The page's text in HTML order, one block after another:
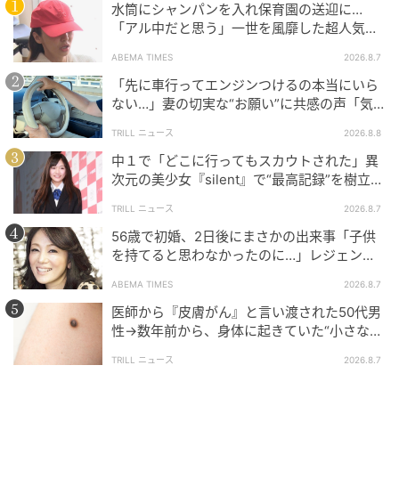
どう？」と提案してきたのです。実家といっても、同じ
市内。産院を変える必要もなかったため、私はその提
案を受け入れることに。
最初のうちは平日だけ実家で過ごすつもりだったので
すが、次第に夫の休日出勤が増えていったこともあ
り、私はそのままほとんど実家で生活するようになっ
ていきました。
「ごめん、出産にも立ち会えそうにない」
「どうしても外せない仕事があるんだ」
そう言って、夫は出産予定日にも出張を入れたので
す。夫に対する不信感は頂点に達していましたが、
「仕事だ」と言われると、私は飲み込むしかありませ
水筒にシャンパンを入れ保育園の送迎に…
「アル中だと思う」一世を風靡した超人気タ
ABEMA TIMES 2026.8.7
「先に車行ってエンジンつけるの本当にいら
ない…」妻の切実な“お願い”に共感の声「気
TRILL ニュース 2026.8.8
中１で「どこに行ってもスカウトされた」異
次元の美少女『silent』で“最高記録”を樹立し
TRILL ニュース 2026.8.7
56歳で初婚、2日後にまさかの出来事「子供
を持てると思わなかったのに…」レジェンド
ABEMA TIMES 2026.8.7
医師から『皮膚がん』と言い渡された50代男
性→数年前から、身体に起きていた“小さな異
TRILL ニュース 2026.8.7